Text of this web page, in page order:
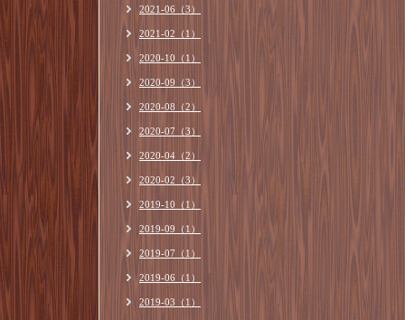
2021-06（3）
2021-02（1）
2020-10（1）
2020-09（3）
2020-08（2）
2020-07（3）
2020-04（2）
2020-02（3）
2019-10（1）
2019-09（1）
2019-07（1）
2019-06（1）
2019-03（1）